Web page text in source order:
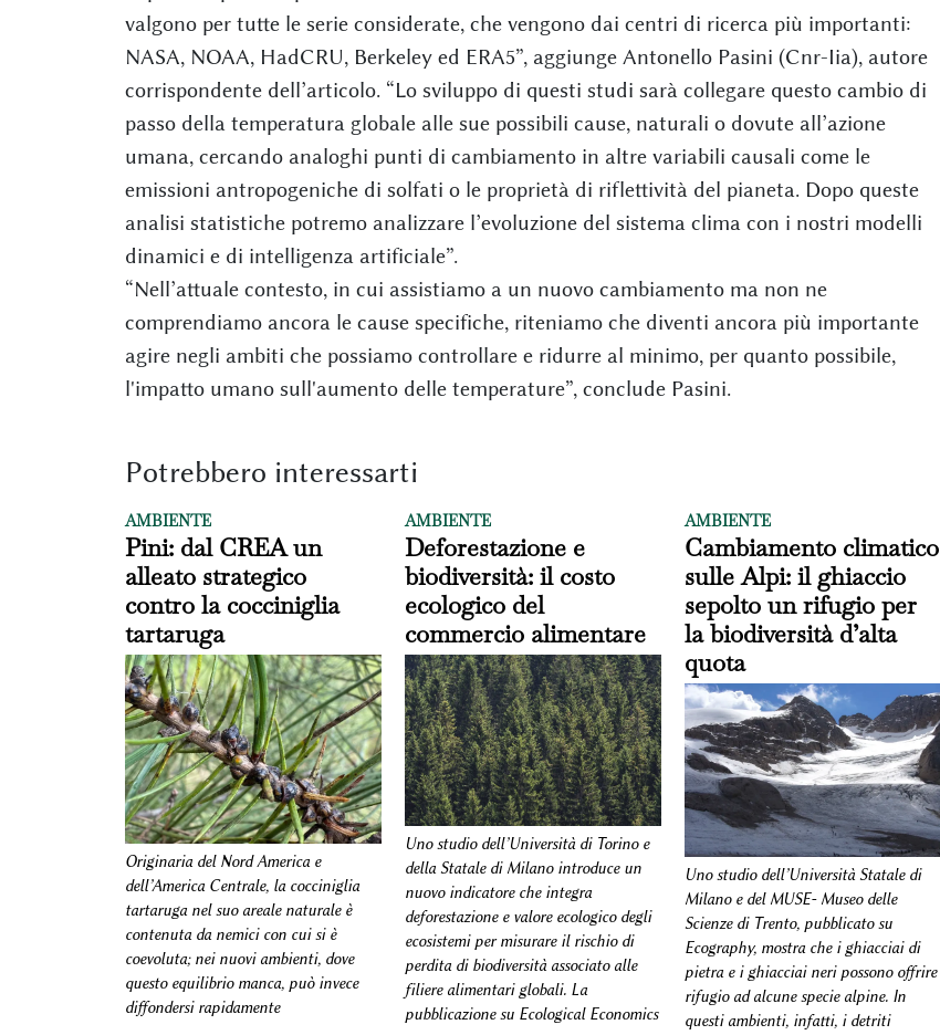
valgono per tutte le serie considerate, che vengono dai centri di ricerca più importanti:
NASA, NOAA, HadCRU, Berkeley ed ERA5”, aggiunge Antonello Pasini (Cnr-Iia), autore
corrispondente dell’articolo. “Lo sviluppo di questi studi sarà collegare questo cambio di
passo della temperatura globale alle sue possibili cause, naturali o dovute all’azione
umana, cercando analoghi punti di cambiamento in altre variabili causali come le
emissioni antropogeniche di solfati o le proprietà di riflettività del pianeta. Dopo queste
analisi statistiche potremo analizzare l’evoluzione del sistema clima con i nostri modelli
dinamici e di intelligenza artificiale”.
“Nell’attuale contesto, in cui assistiamo a un nuovo cambiamento ma non ne
comprendiamo ancora le cause specifiche, riteniamo che diventi ancora più importante
agire negli ambiti che possiamo controllare e ridurre al minimo, per quanto possibile,
l'impatto umano sull'aumento delle temperature”, conclude Pasini.
Potrebbero interessarti
AMBIENTE
Pini: dal CREA un
alleato strategico
contro la cocciniglia
tartaruga
Originaria del Nord America e
dell’America Centrale, la cocciniglia
tartaruga nel suo areale naturale è
contenuta da nemici con cui si è
coevoluta; nei nuovi ambienti, dove
questo equilibrio manca, può invece
diffondersi rapidamente
AMBIENTE
Deforestazione e
biodiversità: il costo
ecologico del
commercio alimentare
Uno studio dell’Università di Torino e
della Statale di Milano introduce un
nuovo indicatore che integra
deforestazione e valore ecologico degli
ecosistemi per misurare il rischio di
perdita di biodiversità associato alle
filiere alimentari globali. La
pubblicazione su Ecological Economics
AMBIENTE
Cambiamento climatico
sulle Alpi: il ghiaccio
sepolto un rifugio per
la biodiversità d’alta
quota
Uno studio dell’Università Statale di
Milano e del MUSE- Museo delle
Scienze di Trento, pubblicato su
Ecography, mostra che i ghiacciai di
pietra e i ghiacciai neri possono offrire
rifugio ad alcune specie alpine. In
questi ambienti, infatti, i detriti